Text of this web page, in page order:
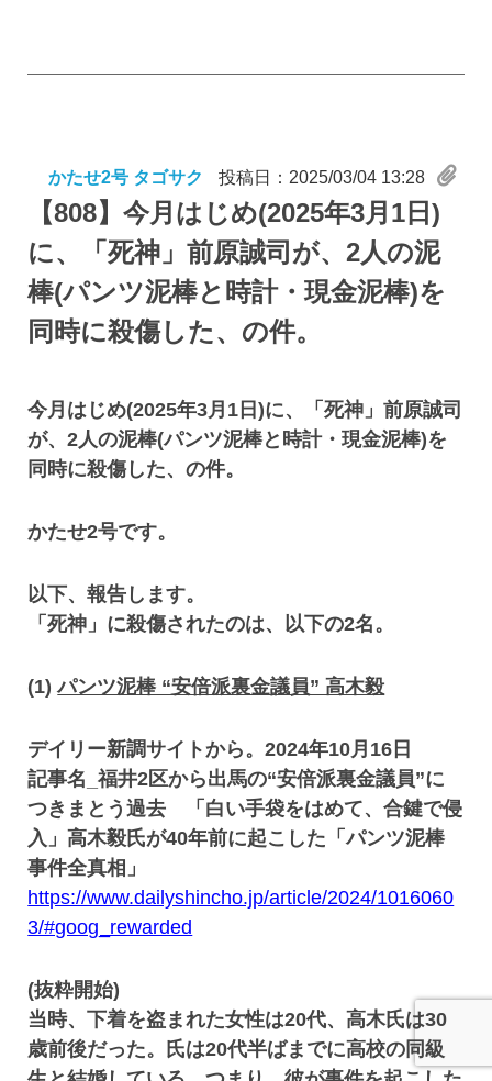
かたせ2号 タゴサク 投稿日：2025/03/04 13:28
【808】今月はじめ(2025年3月1日)
に、「死神」前原誠司が、2人の泥
棒(パンツ泥棒と時計・現金泥棒)を
同時に殺傷した、の件。
今月はじめ(2025年3月1日)に、「死神」前原誠司
が、2人の泥棒(パンツ泥棒と時計・現金泥棒)を
同時に殺傷した、の件。
かたせ2号です。
以下、報告します。
「死神」に殺傷されたのは、以下の2名。
(1)パンツ泥棒 “安倍派裏金議員” 高木毅
デイリー新調サイトから。2024年10月16日
記事名_福井2区から出馬の“安倍派裏金議員”に
つきまとう過去 「白い手袋をはめて、合鍵で侵
入」高木毅氏が40年前に起こした「パンツ泥棒
事件全真相」
https://www.dailyshincho.jp/article/2024/1016060
3/#goog_rewarded
(抜粋開始)
当時、下着を盗まれた女性は20代、高木氏は30
歳前後だった。氏は20代半ばまでに高校の同級